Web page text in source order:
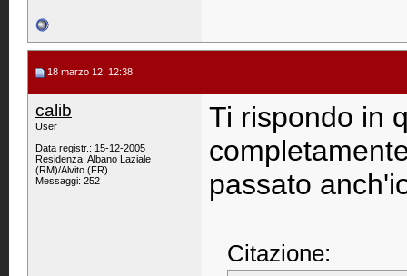
18 marzo 12, 12:38
calib
User
Data registr.: 15-12-2005
Residenza: Albano Laziale
(RM)/Alvito (FR)
Messaggi: 252
Ti rispondo in
passato
Citazione: